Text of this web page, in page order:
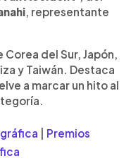
, representante
del Sur, Japón,
y Taiwán. Destaca
a marcar un hito al
Premios